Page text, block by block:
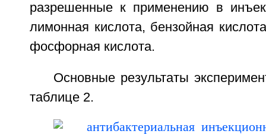
разрешенные к применению в
лимонная кислота, бензойная
фосфорная кислота.
Основные результаты
таблице 2.